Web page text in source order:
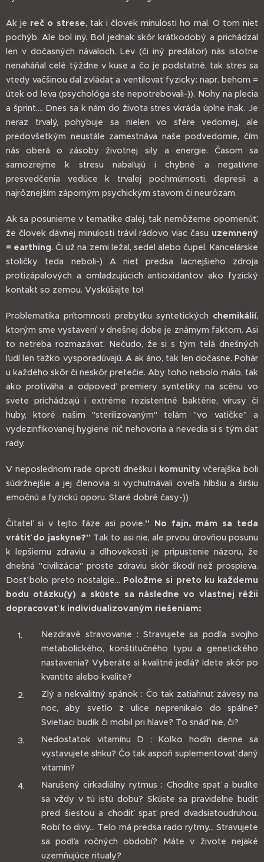
Ak je reč o strese, tak i človek minulosti ho mal. O tom niet
pochýb. Ale bol iný. Bol jednak skôr krátkodobý a prichádzal
len v dočasných návaloch. Lev (či iný predátor) nás istotne
nenaháňal celé týždne v kuse a čo je podstatné, tak stres sa
vtedy vačšinou dal zvládať a ventilovať fyzicky: napr. behom =
útek od leva (psychológa ste nepotrebovali-)). Nohy na plecia
a šprint.... Dnes sa k nám do života stres vkráda úplne inak. Je
neraz trvalý, pohybuje sa nielen vo sfére vedomej, ale
predovšetkým neustále zamestnáva naše podvedomie, čím
nás oberá o zásoby životnej sily a energie. Časom sa
samozrejme k stresu nabaľujú i chybné a negatívne
presvedčenia vedúce k trvalej pochmúrnosti, depresii a
najrôznejším záporným psychickým stavom či neurózam.
Ak sa posunieme v tematike ďalej, tak nemôžeme opomenúť,
že človek dávnej minulosti trávil rádovo viac času uzemnený
= earthing. Či už na zemi ležal, sedel alebo čupel. Kancelárske
stoličky teda neboli-) A niet predsa lacnejšieho zdroja
protizápalových a omladzujúcich antioxidantov ako fyzický
kontakt so zemou. Vyskúšajte to!
Problematika prítomnosti prebytku syntetických chemikálií,
ktorým sme vystavení v dnešnej dobe je známym faktom. Asi
to netreba rozmazávať. Nečudo, že si s tým telá dnešných
ľudí len ťažko vysporadúvajú. A ak áno, tak len dočasne. Pohár
u každého skôr či neskôr pretečie. Aby toho nebolo málo, tak
ako protiváha a odpoveď premiery syntetiky na scénu vo
svete prichádzajú i extréme rezistentné baktérie, vírusy či
huby, ktoré našim "sterilizovaným" telám "vo vatičke" a
vydezinfikovanej hygiene nič nehovoria a nevedia si s tým dať
rady.
V neposlednom rade oproti dnešku i komunityvčerajška boli
súdržnejšie a jej členovia si vychutnávali oveľa hlbšiu a širšiu
emočnú a fyzickú oporu. Staré dobré časy-))
Čitateľ si v tejto fáze asi povie." No fajn, mám sa teda
vrátiť do jaskyne?" Tak to asi nie, ale prvou úrovňou posunu
k lepšiemu zdraviu a dlhovekosti je pripustenie názoru, že
dnešná "civilizácia" proste zdraviu skôr škodí než prospieva.
Dosť bolo preto nostalgie... Položme si preto ku každemu
bodu otázku(y) a skúste sa následne vo vlastnej réžii
dopracovať k individualizovaným riešeniam:
Nezdravé stravovanie : Stravujete sa podľa svojho
metabolického, konštitučného typu a genetického
nastavenia? Vyberáte si kvalitné jedlá? Idete skôr po
kvantite alebo kvalite?
Zlý a nekvalitný spánok : Čo tak zatiahnuť závesy na
noc, aby svetlo z ulice neprenikalo do spálne?
Svietiaci budík či mobil pri hlave? To snáď nie, či?
Nedostatok vitamínu D : Koľko hodín denne sa
vystavujete slnku? Čo tak aspoň suplementovať daný
vitamín?
Narušený cirkadiálny rytmus : Chodíte spať a budíte
sa vždy v tú istú dobu? Skúste sa pravidelne budiť
pred šiestou a chodiť spať pred dvadsiatoudruhou.
Robí to divy... Telo má predsa rado rytmy... Stravujete
sa podľa ročných období? Máte v živote nejaké
uzemňujúce ritualy?